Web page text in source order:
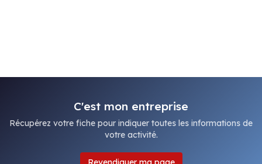
C'est mon entreprise
Récupérez votre fiche pour indiquer toutes les informations de
votre activité.